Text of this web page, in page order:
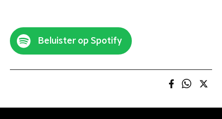
Beluister op Spotify